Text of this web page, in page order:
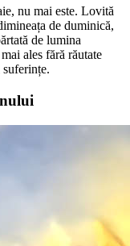
nu mai este. Lovită
de duminică,
de lumina
ales fără răutate